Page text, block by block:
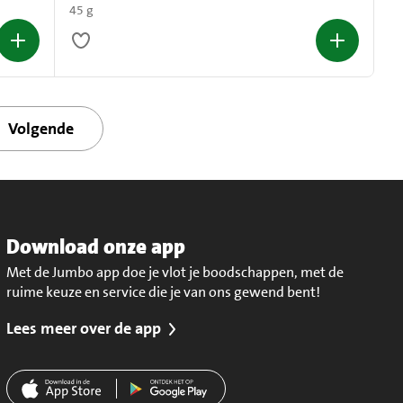
45 g
Volgende
Download onze app
Met de Jumbo app doe je vlot je boodschappen, met de
ruime keuze en service die je van ons gewend bent!
Lees meer over de app